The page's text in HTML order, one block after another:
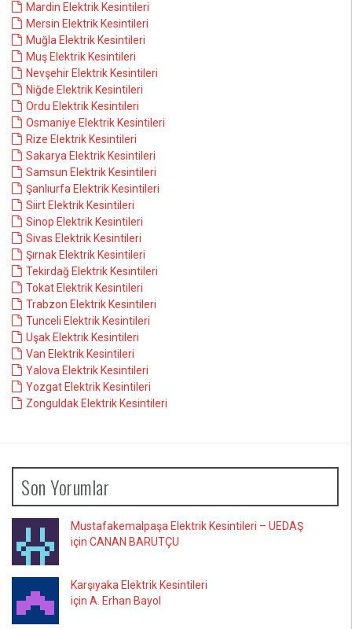
Mardin Elektrik Kesintileri
Mersin Elektrik Kesintileri
Muğla Elektrik Kesintileri
Muş Elektrik Kesintileri
Nevşehir Elektrik Kesintileri
Niğde Elektrik Kesintileri
Ordu Elektrik Kesintileri
Osmaniye Elektrik Kesintileri
Rize Elektrik Kesintileri
Sakarya Elektrik Kesintileri
Samsun Elektrik Kesintileri
Şanlıurfa Elektrik Kesintileri
Siirt Elektrik Kesintileri
Sinop Elektrik Kesintileri
Sivas Elektrik Kesintileri
Şırnak Elektrik Kesintileri
Tekirdağ Elektrik Kesintileri
Tokat Elektrik Kesintileri
Trabzon Elektrik Kesintileri
Tunceli Elektrik Kesintileri
Uşak Elektrik Kesintileri
Van Elektrik Kesintileri
Yalova Elektrik Kesintileri
Yozgat Elektrik Kesintileri
Zonguldak Elektrik Kesintileri
Son Yorumlar
Mustafakemalpaşa Elektrik Kesintileri – UEDAŞ
için CANAN BARUTÇU
Karşıyaka Elektrik Kesintileri
için A. Erhan Bayol